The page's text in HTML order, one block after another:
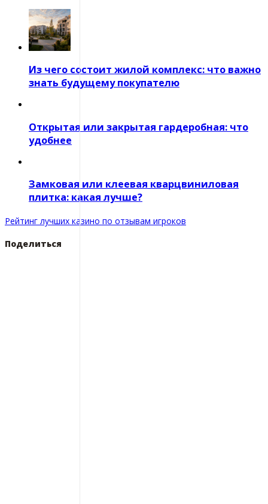
Из чего состоит жилой комплекс: что важно
знать будущему покупателю
Открытая или закрытая гардеробная: что
удобнее
Замковая или клеевая кварцвиниловая
плитка: какая лучше?
Рейтинг лучших казино по отзывам игроков
Поделиться